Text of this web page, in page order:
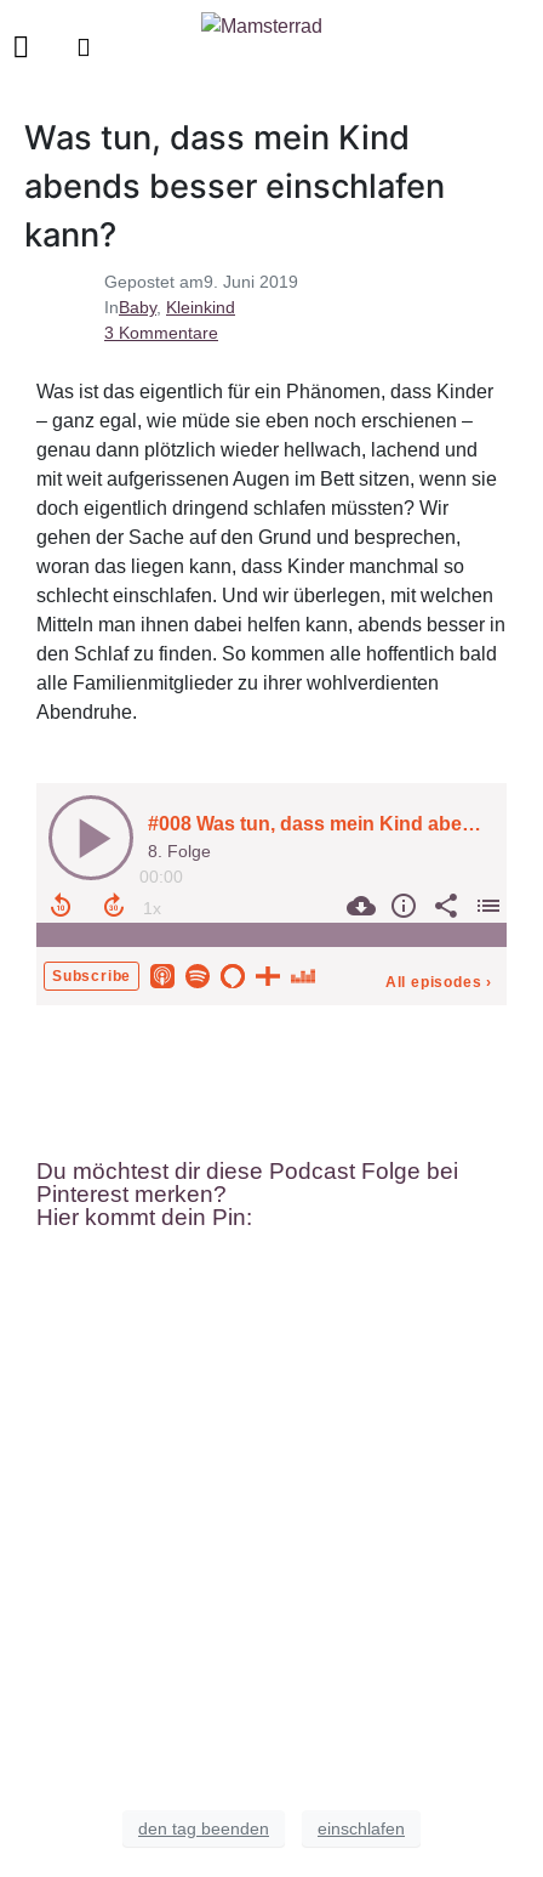
Gepostet am9. Juni 2019
InBaby, Kleinkind
3 Kommentare
Was tun, dass mein Kind
abends besser einschlafen
kann?
Was ist das eigentlich für ein Phänomen, dass Kinder
– ganz egal, wie müde sie eben noch erschienen –
genau dann plötzlich wieder hellwach, lachend und
mit weit aufgerissenen Augen im Bett sitzen, wenn sie
doch eigentlich dringend schlafen müssten? Wir
gehen der Sache auf den Grund und besprechen,
woran das liegen kann, dass Kinder manchmal so
schlecht einschlafen. Und wir überlegen, mit welchen
Mitteln man ihnen dabei helfen kann, abends besser in
den Schlaf zu finden. So kommen alle hoffentlich bald
alle Familienmitglieder zu ihrer wohlverdienten
Abendruhe.
Du möchtest dir diese Podcast Folge bei
Pinterest merken?
Hier kommt dein Pin:
den tag beenden einschlafen